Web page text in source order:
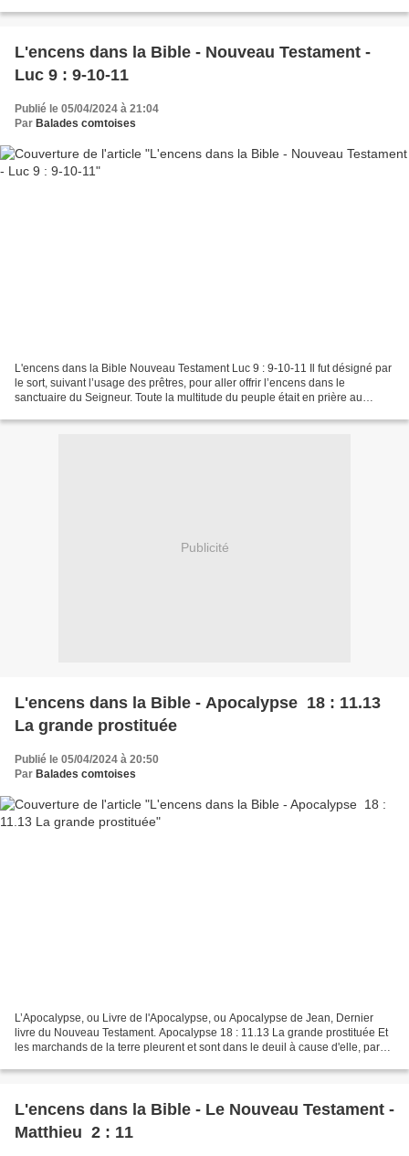
L'encens dans la Bible - Nouveau Testament -
Luc 9 : 9-10-11
Publié le 05/04/2024 à 21:04
Par Balades comtoises
L'encens dans la Bible Nouveau Testament Luc 9 : 9-10-11 Il fut désigné par
le sort, suivant l’usage des prêtres, pour aller offrir l’encens dans le
sanctuaire du Seigneur. Toute la multitude du peuple était en prière au
Publicité
L'encens dans la Bible - Apocalypse 18 : 11.13
La grande prostituée
Publié le 05/04/2024 à 20:50
Par Balades comtoises
L’Apocalypse, ou Livre de l'Apocalypse, ou Apocalypse de Jean, Dernier
livre du Nouveau Testament. Apocalypse 18 : 11.13 La grande prostituée Et
les marchands de la terre pleurent et sont dans le deuil à cause d'elle, parce
L'encens dans la Bible - Le Nouveau Testament -
Matthieu 2 : 11